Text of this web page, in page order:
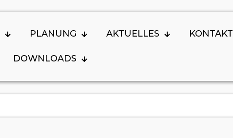
PLANUNG AKTUELLES KONTAKT
DOWNLOADS